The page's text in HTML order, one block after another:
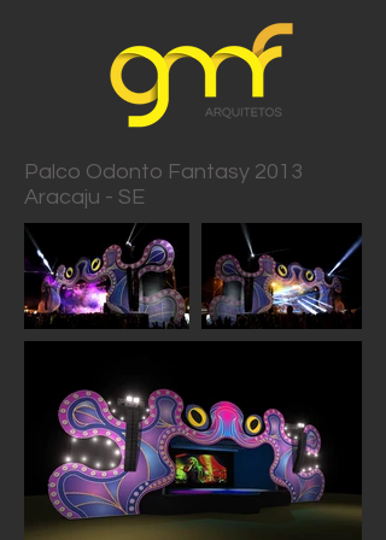
Palco Odonto Fantasy 2013
Aracaju - SE